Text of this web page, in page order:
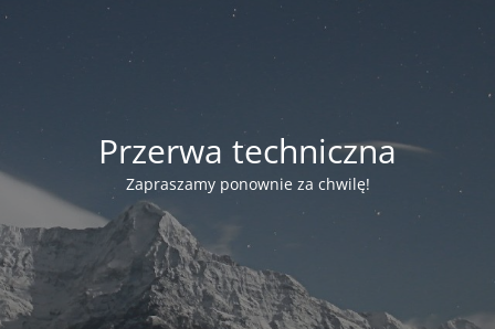
Przerwa techniczna
Zapraszamy ponownie za chwilę!